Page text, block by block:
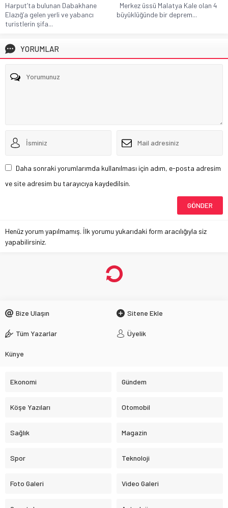
Harput’ta bulunan Dabakhane
Elazığ’a gelen yerli ve yabancı
turistlerin şifa...
Merkez üssü Malatya Kale olan 4
büyüklüğünde bir deprem...
YORUMLAR
Daha sonraki yorumlarımda kullanılması için adım, e-posta adresim
ve site adresim bu tarayıcıya kaydedilsin.
Henüz yorum yapılmamış. İlk yorumu yukarıdaki form aracılığıyla siz
yapabilirsiniz.
Bize Ulaşın Sitene Ekle
Tüm Yazarlar Üyelik
Künye
Ekonomi Gündem
Köşe Yazıları Otomobil
Sağlık Magazin
Spor Teknoloji
Foto Galeri Video Galeri